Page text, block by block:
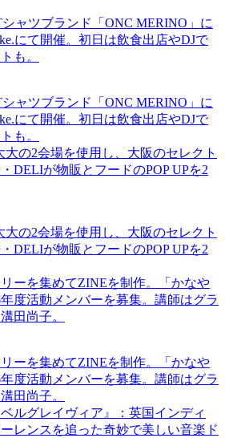
ャツブランド「ONC MERINO」に
にて開催。初日は飲食出店やDJで
も。
ャツブランド「ONC MERINO」に
にて開催。初日は飲食出店やDJで
も。
大の2会場を使用し、大阪のセレクト
DELIが物販とフードのPOP UPを2
大の2会場を使用し、大阪のセレクト
DELIが物販とフードのPOP UPを2
ーを集めてZINEを制作。「かなや
度活動メンバーを募集。講師はグラ
田尚子。
ーを集めてZINEを制作。「かなや
度活動メンバーを募集。講師はグラ
田尚子。
ルグレイヴィア』：英国インディ
レンスを追った奇妙で美しい音楽ド